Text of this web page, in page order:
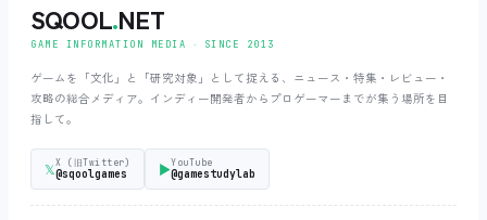
SQOOL.NET
GAME INFORMATION MEDIA ‧ SINCE 2013
ゲームを「文化」と「研究対象」として捉える、ニュース・特集・レビュー・
攻略の総合メディア。インディー開発者からプロゲーマーまでが集う場所を目
指して。
𝕏X (旧Twitter)
@sqoolgames ▶YouTube
@gamestudylab